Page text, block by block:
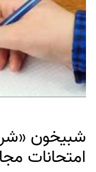
شبیخون
امتحانات